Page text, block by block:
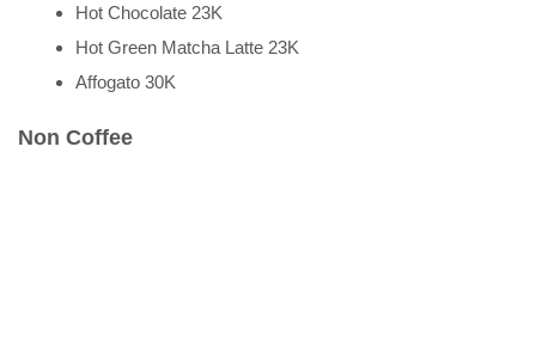
Hot Chocolate 23K
Hot Green Matcha Latte 23K
Affogato 30K
Non Coffee